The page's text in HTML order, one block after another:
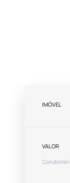
IMÓVEL
VALOR